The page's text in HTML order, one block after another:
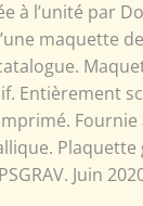
à l’unité par
maquette
Entièrement
Fournie
Plaquette
Juin